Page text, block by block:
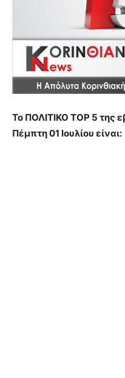
Το ΠΟΛΙΤΙΚΟ ΤΟΡ 5 της
Πέμπτη 01 Ιουλίου είναι: